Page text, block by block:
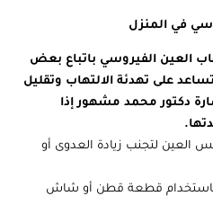
في المنزل
العين الفيروسي باتباع بعض
على تهدئة الالتهاب وتقليل
دكتور محمد مشهور إذا
العين لتجنب زيادة العدوى أو
باستخدام قطعة قطن أو شاش